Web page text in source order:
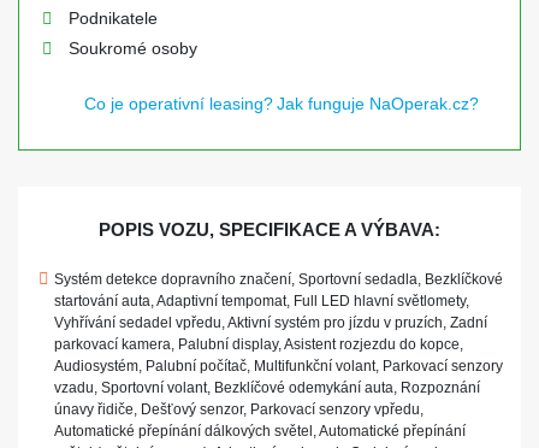
Podnikatele
Soukromé osoby
Co je operativní leasing?Jak funguje NaOperak.cz?
POPIS VOZU, SPECIFIKACE A VÝBAVA:
Systém detekce dopravního značení, Sportovní sedadla, Bezklíčkové
startování auta, Adaptivní tempomat, Full LED hlavní světlomety,
Vyhřívání sedadel vpředu, Aktivní systém pro jízdu v pruzích, Zadní
parkovací kamera, Palubní display, Asistent rozjezdu do kopce,
Audiosystém, Palubní počítač, Multifunkční volant, Parkovací senzory
vzadu, Sportovní volant, Bezklíčové odemykání auta, Rozpoznání
únavy řidiče, Dešťový senzor, Parkovací senzory vpředu,
Automatické přepínání dálkových světel, Automatické přepínání